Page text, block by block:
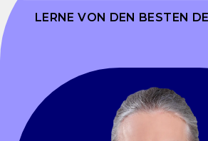
LERNE VON DEN BESTEN